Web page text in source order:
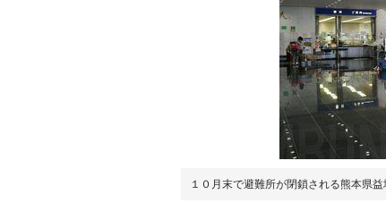
１０月末で避難所が閉鎖される熊本県